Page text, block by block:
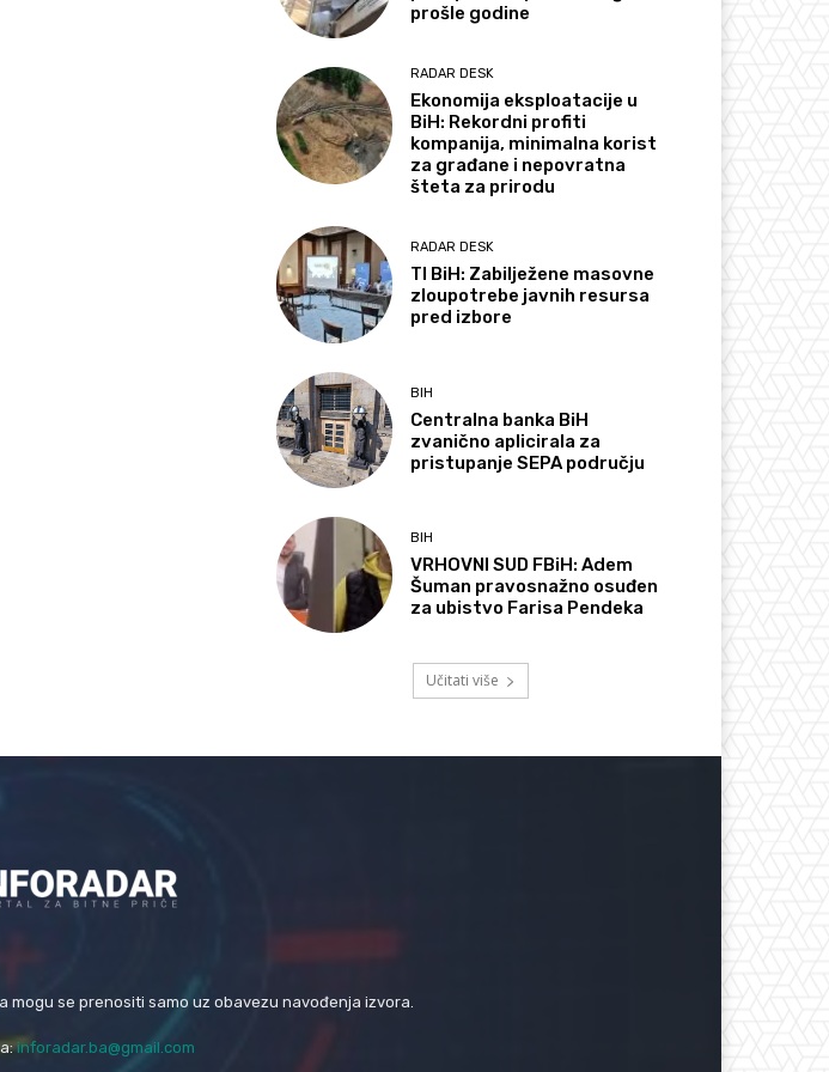
prošle godine
RADAR DESK
Ekonomija eksploatacije u
BiH: Rekordni profiti
kompanija, minimalna korist
za građane i nepovratna
šteta za prirodu
RADAR DESK
TI BiH: Zabilježene masovne
zloupotrebe javnih resursa
pred izbore
BIH
Centralna banka BiH
zvanično aplicirala za
pristupanje SEPA području
BIH
VRHOVNI SUD FBiH: Adem
Šuman pravosnažno osuđen
za ubistvo Farisa Pendeka
Učitati više
se prenositi samo uz obavezu navođenja izvora.
inforadar.ba@gmail.com